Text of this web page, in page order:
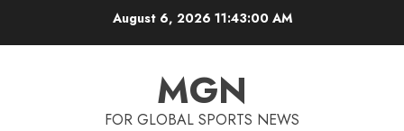
August 6, 2026 11:43:00 AM
MGN
FOR GLOBAL SPORTS NEWS